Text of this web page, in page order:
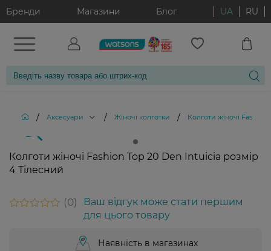
Бренди Магазини Блог UA RU
/ Аксесуари / Жіночі колготки / Колготи жіночі
Колготи жіночі Fashion Top 20 Den Intuicia розмір
4 Тілесний
0
Ваш відгук може стати першим
для цього товару
Наявність в магазинах